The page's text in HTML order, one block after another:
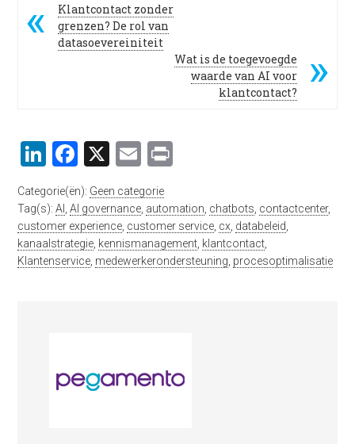
Klantcontact zonder
grenzen? De rol van
datasoevereiniteit
Wat is de toegevoegde
waarde van AI voor
klantcontact?
LinkedIn
Facebook
X Email
Categorie(ën): Geen categorie
Tag(s):AI ,AI governance automation chatbots contactcenter,
customer experience customer service cx databeleid
kanaalstrategie kennismanagement klantcontact
Klantenservice medewerkerondersteuning procesoptimalisatie